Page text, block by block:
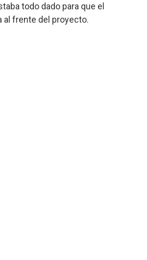
todo dado para que el
al frente del proyecto.